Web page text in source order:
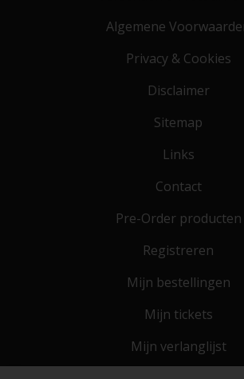
Algemene
Privacy & Cookies
Disclaimer
Sitemap
Links
Contact
Pre-Order producten
Registreren
Mijn bestellingen
Mijn tickets
Mijn verlanglijst